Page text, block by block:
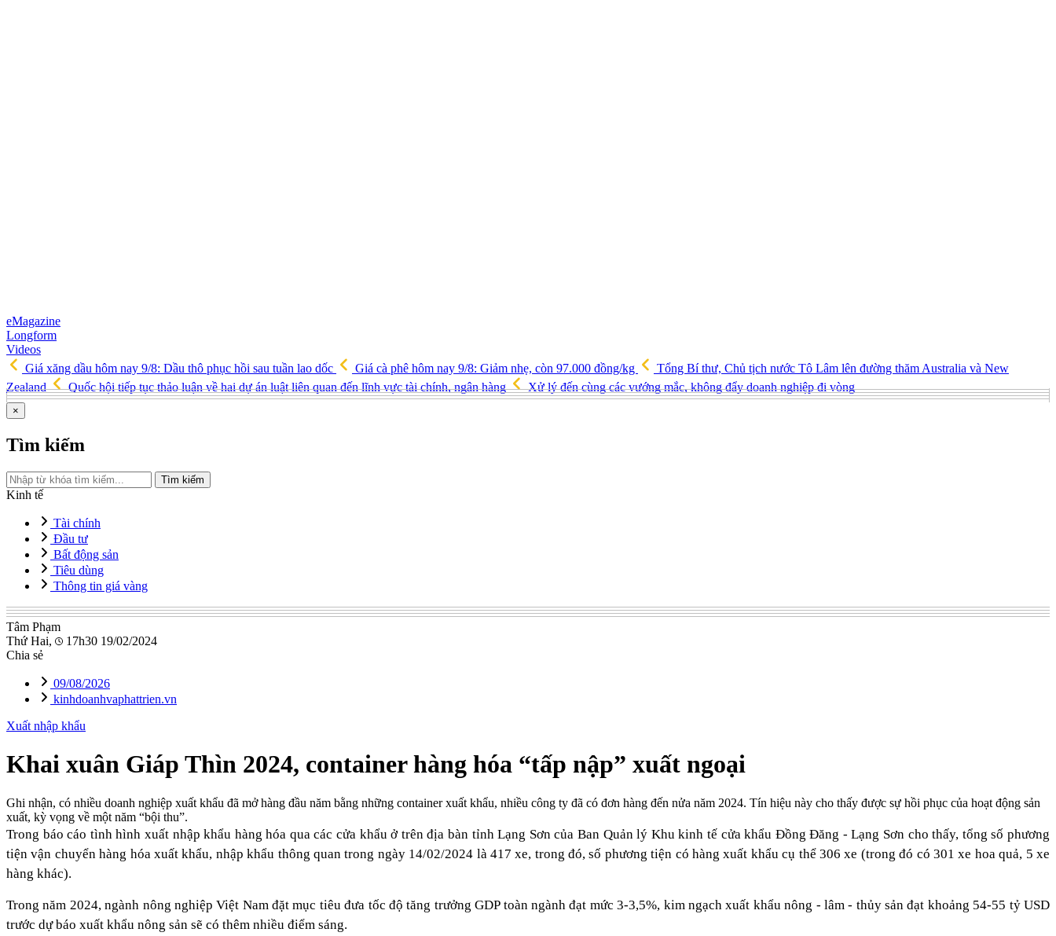
eMagazine
Longform
Videos
Giá xăng dầu hôm nay 9/8: Dầu thô phục hồi sau tuần lao dốc
Giá cà phê hôm nay 9/8: Giảm nhẹ, còn 97.000 đồng/kg
Tổng Bí thư, Chủ tịch nước Tô Lâm lên đường thăm Australia và New
Zealand
Quốc hội tiếp tục thảo luận về hai dự án luật liên quan đến lĩnh vực tài chính, ngân hàng Xử lý đến cùng các vướng mắc, không đẩy doanh nghiệp đi vòng
×
Tìm kiếm
Tìm kiếm
Kinh tế
Tài chính
Đầu tư
Bất động sản
Tiêu dùng
Thông tin giá vàng
Tâm Phạm
Thứ Hai,
17h30 19/02/2024
Chia sẻ
09/08/2026
kinhdoanhvaphattrien.vn
Xuất nhập khẩu
Khai xuân Giáp Thìn 2024, container hàng hóa “tấp nập” xuất ngoại
Ghi nhận, có nhiều doanh nghiệp xuất khẩu đã mở hàng đầu năm bằng những container xuất khẩu, nhiều công ty đã có đơn hàng đến nửa năm 2024. Tín hiệu này cho thấy được sự hồi phục của hoạt động sản
xuất, kỳ vọng về một năm “bội thu”.
Trong báo cáo tình hình xuất nhập khẩu hàng hóa qua các cửa khẩu ở trên địa bàn tỉnh Lạng Sơn của Ban Quản lý Khu kinh tế cửa khẩu Đồng Đăng - Lạng Sơn cho thấy, tổng số phương
tiện vận chuyển hàng hóa xuất khẩu, nhập khẩu thông quan trong ngày 14/02/2024 là 417 xe, trong đó, số phương tiện có hàng xuất khẩu cụ thể 306 xe (trong đó có 301 xe hoa quả, 5 xe
hàng khác).
Trong năm 2024, ngành nông nghiệp Việt Nam đặt mục tiêu đưa tốc độ tăng trưởng GDP toàn ngành đạt mức 3-3,5%, kim ngạch xuất khẩu nông - lâm - thủy sản đạt khoảng 54-55 tỷ USD
trước dự báo xuất khẩu nông sản sẽ có thêm nhiều điểm sáng.